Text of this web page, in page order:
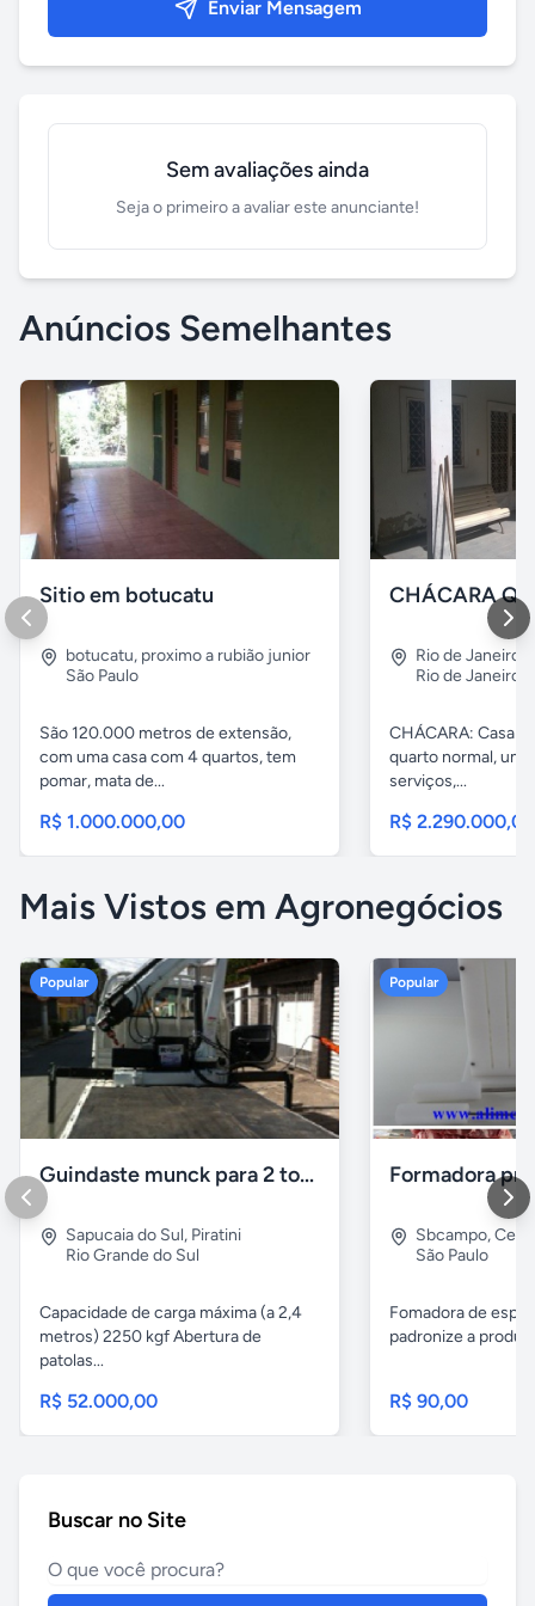
Enviar Mensagem
Sem avaliações ainda
Seja o primeiro a avaliar este anunciante!
Anúncios Semelhantes
Sitio em botucatu
botucatu, proximo a rubião junior
São Paulo
São 120.000 metros de extensão,
com uma casa com 4 quartos, tem
pomar, mata de...
R$ 1.000.000,00
Rio de Janeiro
Rio de Janeiro
CHÁCARA: Casa
quarto normal,
serviços,...
R$ 2.290.000,00
Mais Vistos em Agronegócios
Popular
Guindaste munck para 2 toneladas
Sapucaia do Sul, Piratini
Rio Grande do Sul
Capacidade de carga máxima (a 2,4
metros) 2250 kgf Abertura de
patolas...
R$ 52.000,00
Popular
Sbcampo,
São Paulo
Fomadora de
padronize a
R$ 90,00
Buscar no Site